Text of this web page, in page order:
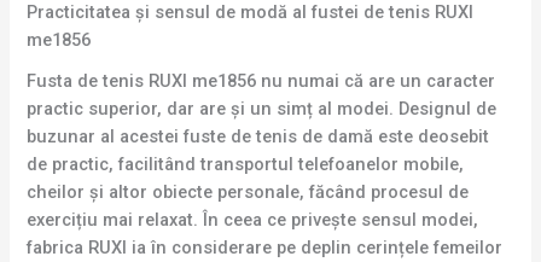
Practicitatea și sensul de modă al fustei de tenis RUXI
me1856
Fusta de tenis RUXI me1856 nu numai că are un caracter
practic superior, dar are și un simț al modei. Designul de
buzunar al acestei fuste de tenis de damă este deosebit
de practic, facilitând transportul telefoanelor mobile,
cheilor și altor obiecte personale, făcând procesul de
exercițiu mai relaxat. În ceea ce privește sensul modei,
fabrica RUXI ia în considerare pe deplin cerințele femeilor